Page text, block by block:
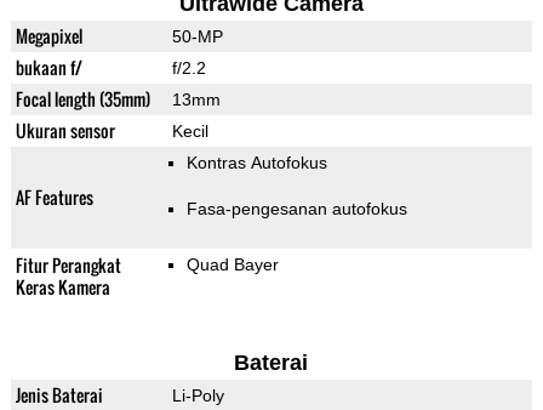
Megapixel 50-MP
bukaan f/ f/2.2
Focal length (35mm) 13mm
Ukuran sensor Kecil
AF Features
Kontras Autofokus
Fasa-pengesanan autofokus
Fitur Perangkat
Keras Kamera
Quad Bayer
Baterai
Jenis Baterai Li-Poly